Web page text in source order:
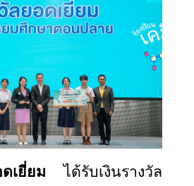
เยี่ยม ได้รับเงินรางวัล